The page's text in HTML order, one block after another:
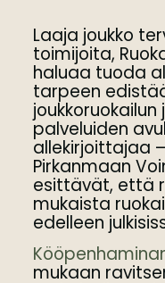
Laaja joukko
toimijoita,
haluaa tuoda
tarpeen
palveluiden
allekirjoittajaa
Pirkanmaan
esittävät, että
mukaista
edelleen
mukaan